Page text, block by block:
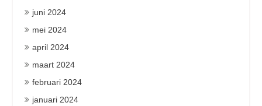
juni 2024
mei 2024
april 2024
maart 2024
februari 2024
januari 2024